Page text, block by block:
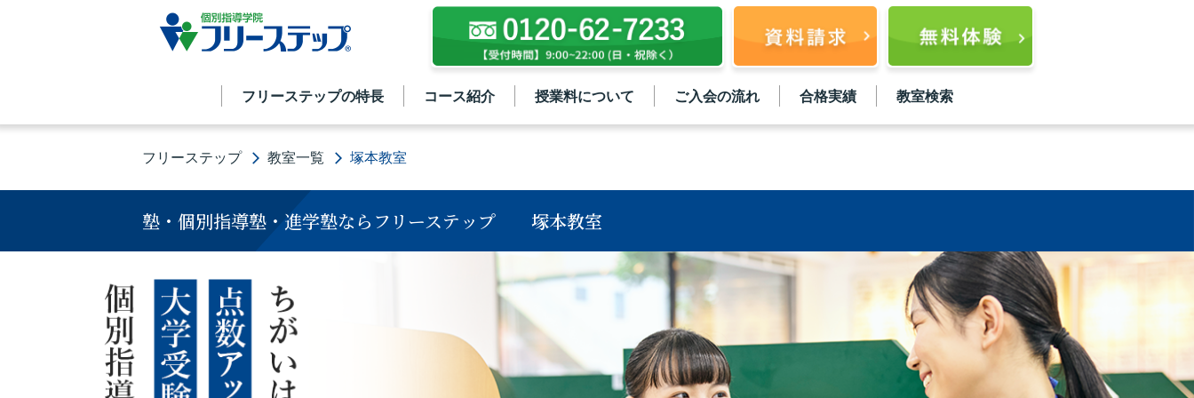
フリーステップの特長 コース紹介 授業料について ご入会の流れ 合格実績 教室検索
フリーステップ 教室一覧 塚本教室
塾・個別指導塾・進学塾ならフリーステップ 塚本教室